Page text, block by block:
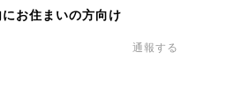
にお住まいの方向け
通報する